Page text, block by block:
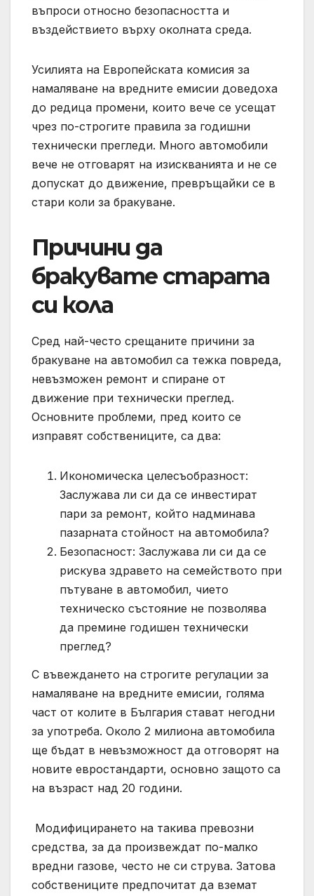
въпроси относно безопасността и
въздействието върху околната среда.
Усилията на Европейската комисия за
намаляване на вредните емисии доведоха
до редица промени, които вече се усещат
чрез по-строгите правила за годишни
технически прегледи. Много автомобили
вече не отговарят на изискванията и не се
допускат до движение, превръщайки се в
стари коли за бракуване.
Причини да
бракувате старата
си кола
Сред най-често срещаните причини за
бракуване на автомобил са тежка повреда,
невъзможен ремонт и спиране от
движение при технически преглед.
Основните проблеми, пред които се
изправят собствениците, са два:
Икономическа целесъобразност:
Заслужава ли си да се инвестират
пари за ремонт, който надминава
пазарната стойност на автомобила?
Безопасност: Заслужава ли си да се
рискува здравето на семейството при
пътуване в автомобил, чието
техническо състояние не позволява
да премине годишен технически
преглед?
С въвеждането на строгите регулации за
намаляване на вредните емисии, голяма
част от колите в България стават негодни
за употреба. Около 2 милиона автомобила
ще бъдат в невъзможност да отговорят на
новите евростандарти, основно защото са
на възраст над 20 години.
Модифицирането на такива превозни
средства, за да произвеждат по-малко
вредни газове, често не си струва. Затова
собствениците предпочитат да вземат